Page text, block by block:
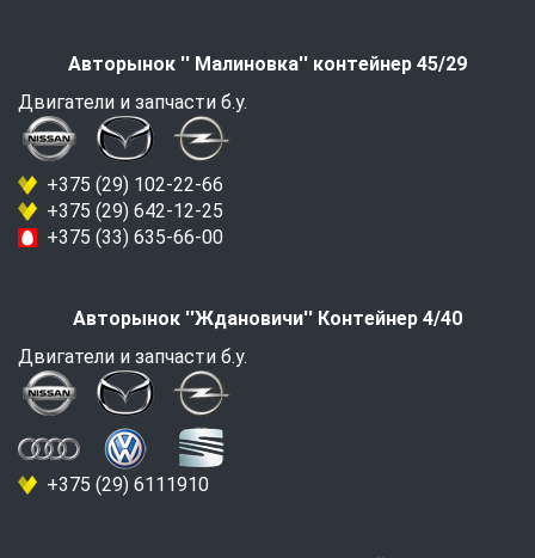
Авторынок '' Малиновка'' контейнер 45/29
Двигатели и запчасти б.у.
+375 (29) 102-22-66
+375 (29) 642-12-25
+375 (33) 635-66-00
Авторынок ''Ждановичи'' Контейнер 4/40
Двигатели и запчасти б.у.
+375 (29) 6111910